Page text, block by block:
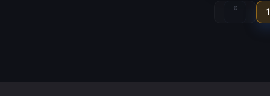
«
Назад
1